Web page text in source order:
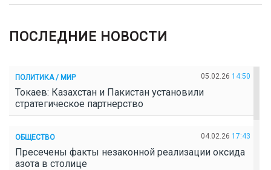
ПОСЛЕДНИЕ НОВОСТИ
ПОЛИТИКА / МИР 05.02.26 14:50
Токаев: Казахстан и Пакистан установили
стратегическое партнерство
ОБЩЕСТВО 04.02.26 17:43
Пресечены факты незаконной реализации оксида
азота в столице